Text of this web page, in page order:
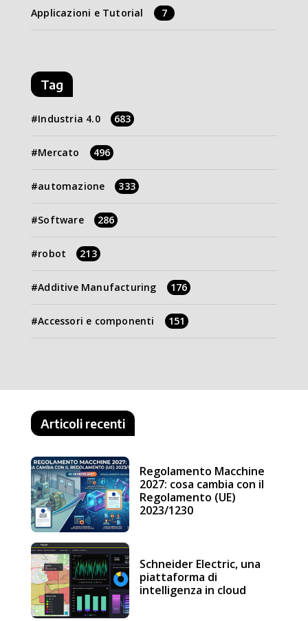
Applicazioni e Tutorial 7
Tag
Industria 4.0 683
Mercato 496
automazione 333
Software 286
robot 213
Additive Manufacturing 176
Accessori e componenti 151
Articoli recenti
Regolamento Macchine
2027: cosa cambia con il
Regolamento (UE)
2023/1230
Schneider Electric, una
piattaforma di
intelligenza in cloud